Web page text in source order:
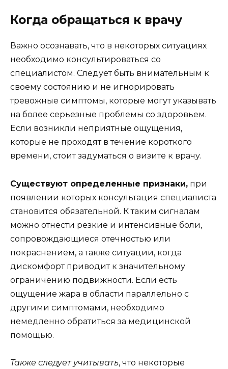
Когда обращаться к врачу
Важно осознавать, что в некоторых ситуациях
необходимо консультироваться со
специалистом. Следует быть внимательным к
своему состоянию и не игнорировать
тревожные симптомы, которые могут указывать
на более серьезные проблемы со здоровьем.
Если возникли неприятные ощущения,
которые не проходят в течение короткого
времени, стоит задуматься о визите к врачу.
Существуют определенные признаки, при
появлении которых консультация специалиста
становится обязательной. К таким сигналам
можно отнести резкие и интенсивные боли,
сопровождающиеся отечностью или
покраснением, а также ситуации, когда
дискомфорт приводит к значительному
ограничению подвижности. Если есть
ощущение жара в области параллельно с
другими симптомами, необходимо
немедленно обратиться за медицинской
помощью.
Также следует учитывать, что некоторые